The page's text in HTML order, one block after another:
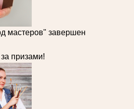
мастеров" завершен
призами!